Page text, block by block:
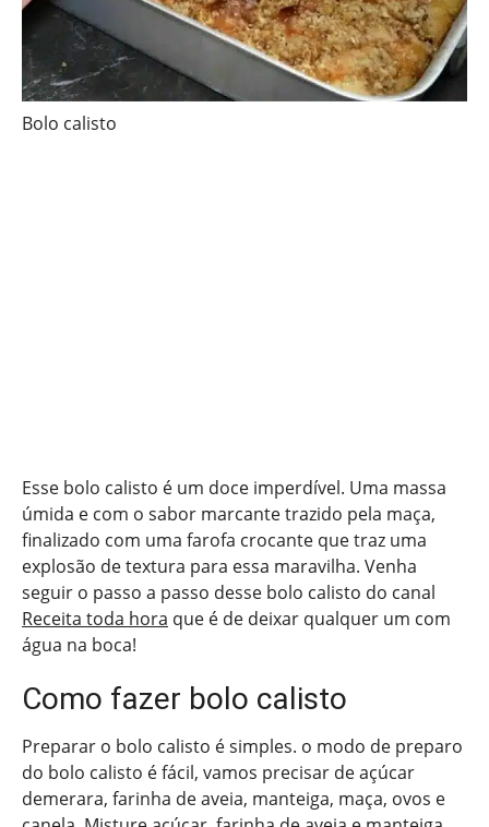
Bolo calisto
Esse bolo calisto é um doce imperdível. Uma massa
úmida e com o sabor marcante trazido pela maça,
finalizado com uma farofa crocante que traz uma
explosão de textura para essa maravilha. Venha
seguir o passo a passo desse bolo calisto do canal
Receita toda hora que é de deixar qualquer um com
água na boca!
Como fazer bolo calisto
Preparar o bolo calisto é simples. o modo de preparo
do bolo calisto é fácil, vamos precisar de açúcar
demerara, farinha de aveia, manteiga, maça, ovos e